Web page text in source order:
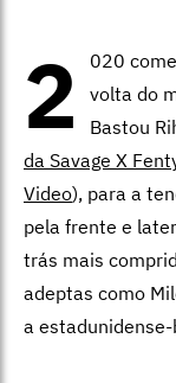
2
020
volta do
Bastou
da Savage X
Video), para a
pela frente e
trás mais
adeptas como
a